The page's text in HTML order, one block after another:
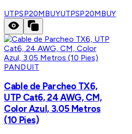
UTPSP20MBUYUTPSP20MBUY
PANDUIT
Cable de Parcheo TX6,
UTP Cat6, 24 AWG, CM,
Color Azul, 3.05 Metros
(10 Pies)